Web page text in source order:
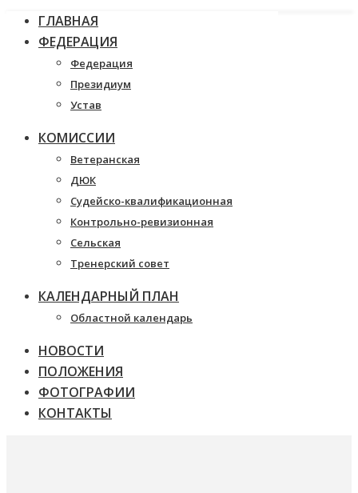
ГЛАВНАЯ
ФЕДЕРАЦИЯ
Федерация
Президиум
Устав
КОМИССИИ
Ветеранская
ДЮК
Судейско-квалификационная
Контрольно-ревизионная
Сельская
Тренерский совет
КАЛЕНДАРНЫЙ ПЛАН
Областной календарь
НОВОСТИ
ПОЛОЖЕНИЯ
ФОТОГРАФИИ
КОНТАКТЫ